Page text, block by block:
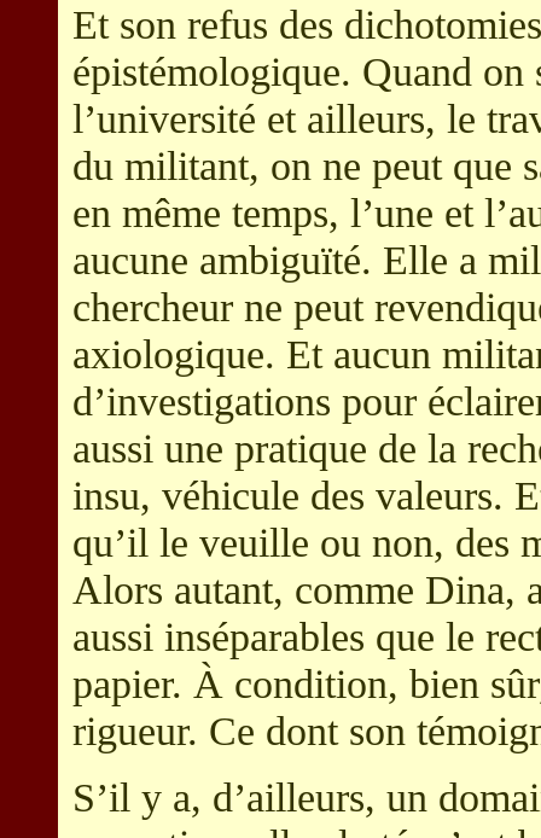
Et son refus des
épistémologique. Quand
l’université et ailleurs, le
du militant, on ne peut que
en même temps, l’une et
aucune ambiguïté. Elle a
chercheur ne peut
axiologique. Et aucun
d’investigations pour
aussi une pratique de la
insu, véhicule des valeurs.
qu’il le veuille ou non, des
Alors autant, comme Dina,
aussi inséparables que le
papier. À condition, bien
rigueur. Ce dont son
S’il y a, d’ailleurs, un